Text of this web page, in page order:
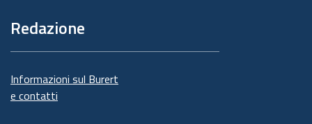
Redazione
Informazioni sul Burert
e contatti